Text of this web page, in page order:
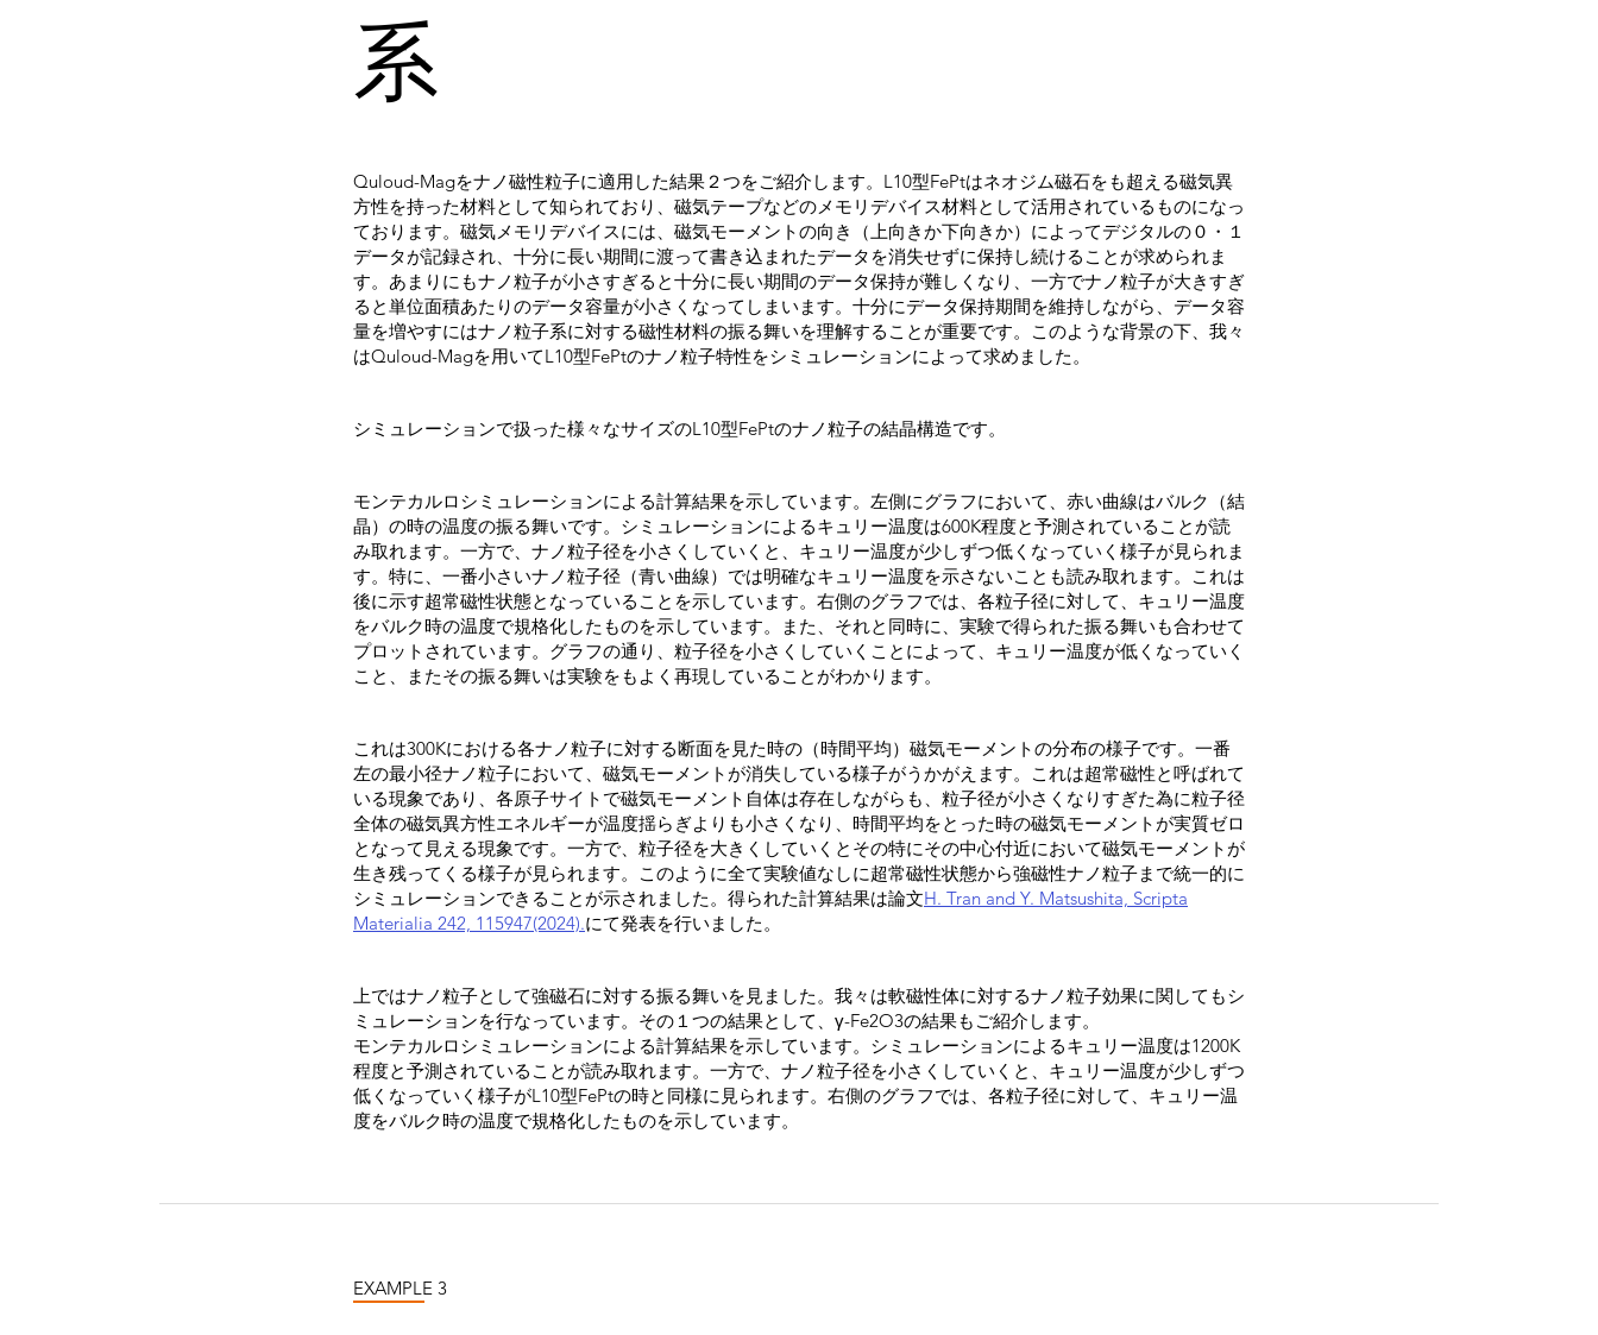
系
Quloud-Magをナノ磁性粒子に適用した結果２つをご紹介します。L10型FePtはネオジム磁石をも超える磁気異
方性を持った材料として知られており、磁気テープなどのメモリデバイス材料として活用されているものになっ
ております。磁気メモリデバイスには、磁気モーメントの向き（上向きか下向きか）によってデジタルの０・１
データが記録され、十分に長い期間に渡って書き込まれたデータを消失せずに保持し続けることが求められま
す。あまりにもナノ粒子が小さすぎると十分に長い期間のデータ保持が難しくなり、一方でナノ粒子が大きすぎ
ると単位面積あたりのデータ容量が小さくなってしまいます。十分にデータ保持期間を維持しながら、データ容
量を増やすにはナノ粒子系に対する磁性材料の振る舞いを理解することが重要です。このような背景の下、我々
はQuloud-Magを用いてL10型FePtのナノ粒子特性をシミュレーションによって求めました。
シミュレーションで扱った様々なサイズのL10型FePtのナノ粒子の結晶構造です。
モンテカルロシミュレーションによる計算結果を示しています。左側にグラフにおいて、赤い曲線はバルク（結
晶）の時の温度の振る舞いです。シミュレーションによるキュリー温度は600K程度と予測されていることが読
み取れます。一方で、ナノ粒子径を小さくしていくと、キュリー温度が少しずつ低くなっていく様子が見られま
す。特に、一番小さいナノ粒子径（青い曲線）では明確なキュリー温度を示さないことも読み取れます。これは
後に示す超常磁性状態となっていることを示しています。右側のグラフでは、各粒子径に対して、キュリー温度
をバルク時の温度で規格化したものを示しています。また、それと同時に、実験で得られた振る舞いも合わせて
プロットされています。グラフの通り、粒子径を小さくしていくことによって、キュリー温度が低くなっていく
こと、またその振る舞いは実験をもよく再現していることがわかります。
これは300Kにおける各ナノ粒子に対する断面を見た時の（時間平均）磁気モーメントの分布の様子です。一番
左の最小径ナノ粒子において、磁気モーメントが消失している様子がうかがえます。これは超常磁性と呼ばれて
いる現象であり、各原子サイトで磁気モーメント自体は存在しながらも、粒子径が小さくなりすぎた為に粒子径
全体の磁気異方性エネルギーが温度揺らぎよりも小さくなり、時間平均をとった時の磁気モーメントが実質ゼロ
となって見える現象です。一方で、粒子径を大きくしていくとその特にその中心付近において磁気モーメントが
生き残ってくる様子が見られます。このように全て実験値なしに超常磁性状態から強磁性ナノ粒子まで統一的に
シミュレーションできることが示されました。得られた計算結果は論文H. Tran and Y. Matsushita, Scripta
Materialia 242, 115947(2024).にて発表を行いました。
上ではナノ粒子として強磁石に対する振る舞いを見ました。我々は軟磁性体に対するナノ粒子効果に関してもシ
ミュレーションを行なっています。その１つの結果として、γ-Fe2O3の結果もご紹介します。
モンテカルロシミュレーションによる計算結果を示しています。シミュレーションによるキュリー温度は1200K
程度と予測されていることが読み取れます。一方で、ナノ粒子径を小さくしていくと、キュリー温度が少しずつ
低くなっていく様子がL10型FePtの時と同様に見られます。右側のグラフでは、各粒子径に対して、キュリー温
度をバルク時の温度で規格化したものを示しています。
EXAMPLE 3